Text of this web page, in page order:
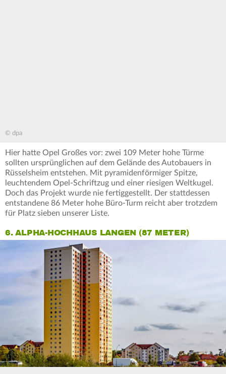
© dpa
Hier hatte Opel Großes vor: zwei 109 Meter hohe Türme
sollten ursprünglichen auf dem Gelände des Autobauers in
Rüsselsheim entstehen. Mit pyramidenförmiger Spitze,
leuchtendem Opel-Schriftzug und einer riesigen Weltkugel.
Doch das Projekt wurde nie fertiggestellt. Der stattdessen
entstandene 86 Meter hohe Büro-Turm reicht aber trotzdem
für Platz sieben unserer Liste.
6. ALPHA-HOCHHAUS LANGEN (87 METER)